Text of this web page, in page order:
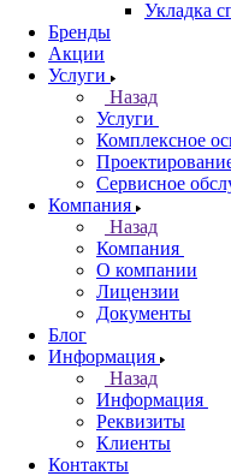
Укладка
Бренды
Акции
Услуги
Назад
Услуги
Комплексное
Сервисное
Компания
Назад
Компания
О компании
Лицензии
Документы
Блог
Информация
Назад
Информация
Реквизиты
Клиенты
Контакты